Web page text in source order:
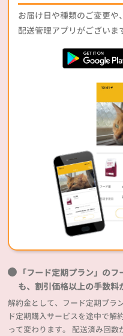
お届け日や種類のご変更や
配送管理アプリがございま
「フード定期プラン」の
も、割引価格以上の手数料
解約金として、フード定期プラ
ド定期購入サービスを途中で解
って変わります。 配送済み回